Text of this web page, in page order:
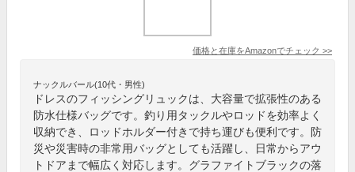
価格と在庫をAmazonでチェック >>
ナックルバール(10代・男性)
ドレスのフィッシングリュックは、大容量で拡張性のある
防水仕様バッグです。釣り用タックルやロッドを効率よく
収納でき、ロッドホルダー付きで持ち運びも便利です。防
災や災害時の非常用バッグとしても活躍し、日常からアウ
トドアまで幅広く対応します。グラファイトブラックの落